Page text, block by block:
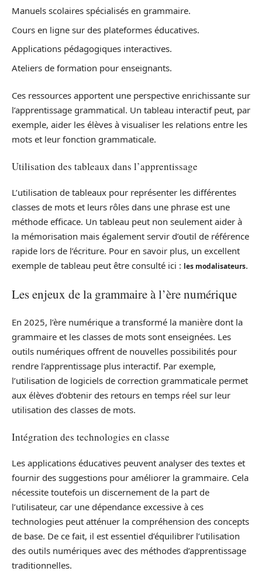
Manuels scolaires spécialisés en grammaire.
Cours en ligne sur des plateformes éducatives.
Applications pédagogiques interactives.
Ateliers de formation pour enseignants.
Ces ressources apportent une perspective enrichissante sur
l’apprentissage grammatical. Un tableau interactif peut, par
exemple, aider les élèves à visualiser les relations entre les
mots et leur fonction grammaticale.
Utilisation des tableaux dans l’apprentissage
L’utilisation de tableaux pour représenter les différentes
classes de mots et leurs rôles dans une phrase est une
méthode efficace. Un tableau peut non seulement aider à
la mémorisation mais également servir d’outil de référence
rapide lors de l’écriture. Pour en savoir plus, un excellent
exemple de tableau peut être consulté ici : les modalisateurs.
Les enjeux de la grammaire à l’ère numérique
En 2025, l’ère numérique a transformé la manière dont la
grammaire et les classes de mots sont enseignées. Les
outils numériques offrent de nouvelles possibilités pour
rendre l’apprentissage plus interactif. Par exemple,
l’utilisation de logiciels de correction grammaticale permet
aux élèves d’obtenir des retours en temps réel sur leur
utilisation des classes de mots.
Intégration des technologies en classe
Les applications éducatives peuvent analyser des textes et
fournir des suggestions pour améliorer la grammaire. Cela
nécessite toutefois un discernement de la part de
l’utilisateur, car une dépendance excessive à ces
technologies peut atténuer la compréhension des concepts
de base. De ce fait, il est essentiel d’équilibrer l’utilisation
des outils numériques avec des méthodes d’apprentissage
traditionnelles.